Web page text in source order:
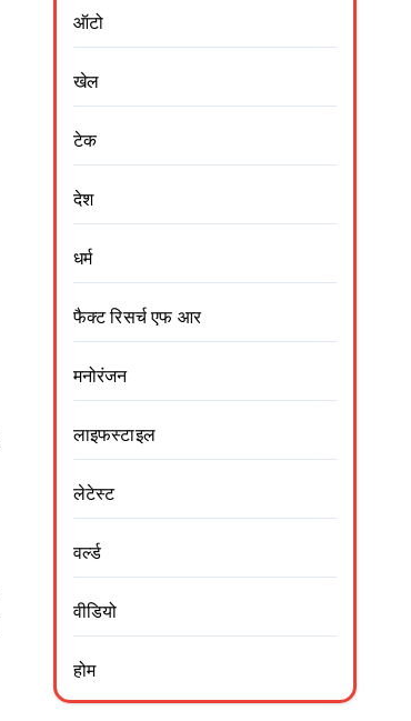
ऑटो
खेल
टेक
देश
धर्म
फैक्ट रिसर्च एफ आर
मनोरंजन
लाइफस्टाइल
लेटेस्ट
वर्ल्ड
वीडियो
होम